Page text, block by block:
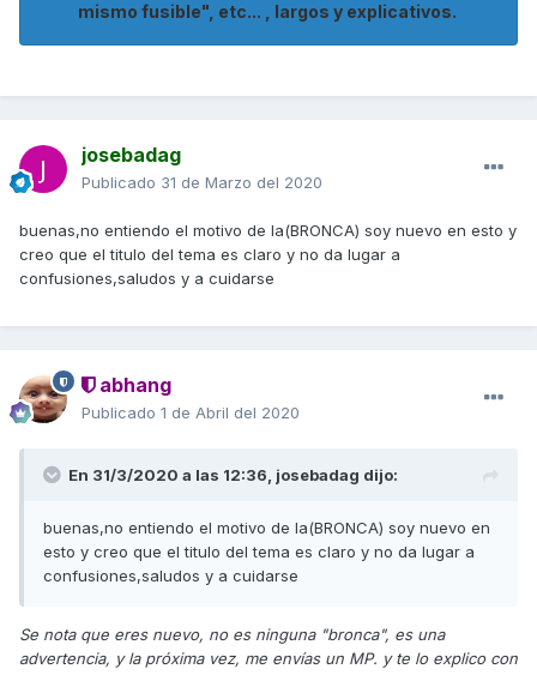
mismo fusible", etc... , largos y explicativos.
josebadag
Publicado 31 de Marzo del 2020
buenas,no entiendo el motivo de la(BRONCA) soy nuevo en esto y
creo que el titulo del tema es claro y no da lugar a
confusiones,saludos y a cuidarse
abhang
Publicado 1 de Abril del 2020
En 31/3/2020 a las 12:36, josebadag dijo:
buenas,no entiendo el motivo de la(BRONCA) soy nuevo en
esto y creo que el titulo del tema es claro y no da lugar a
confusiones,saludos y a cuidarse
Se nota que eres nuevo, no es ninguna "bronca", es una
advertencia, y la próxima vez, me envías un MP. y te lo explico con